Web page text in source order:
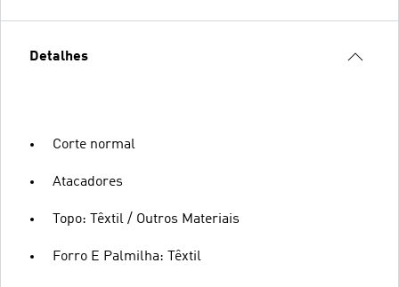
Detalhes
Corte normal
Atacadores
Topo: Têxtil / Outros Materiais
Forro E Palmilha: Têxtil